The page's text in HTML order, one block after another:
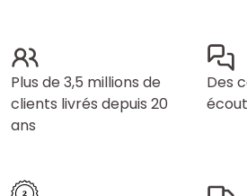
Plus de 3,5 millions de
clients livrés depuis 20
ans
Des